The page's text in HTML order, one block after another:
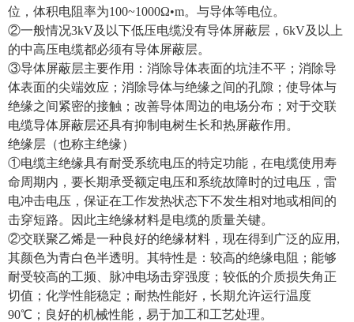
位，体积电阻率为100~1000Ω•m。与导体等电位。
②一般情况3kV及以下低压电缆没有导体屏蔽层，6kV及以上
的中高压电缆都必须有导体屏蔽层。
③导体屏蔽层主要作用：消除导体表面的坑洼不平；消除导
体表面的尖端效应；消除导体与绝缘之间的孔隙；使导体与
绝缘之间紧密的接触；改善导体周边的电场分布；对于交联
电缆导体屏蔽层还具有抑制电树生长和热屏蔽作用。
绝缘层（也称主绝缘）
①电缆主绝缘具有耐受系统电压的特定功能，在电缆使用寿
命周期内，要长期承受额定电压和系统故障时的过电压，雷
电冲击电压，保证在工作发热状态下不发生相对地或相间的
击穿短路。因此主绝缘材料是电缆的质量关键。
②交联聚乙烯是一种良好的绝缘材料，现在得到广泛的应用,
其颜色为青白色半透明。其特性是：较高的绝缘电阻；能够
耐受较高的工频、脉冲电场击穿强度；较低的介质损失角正
切值；化学性能稳定；耐热性能好，长期允许运行温度
90℃；良好的机械性能，易于加工和工艺处理。